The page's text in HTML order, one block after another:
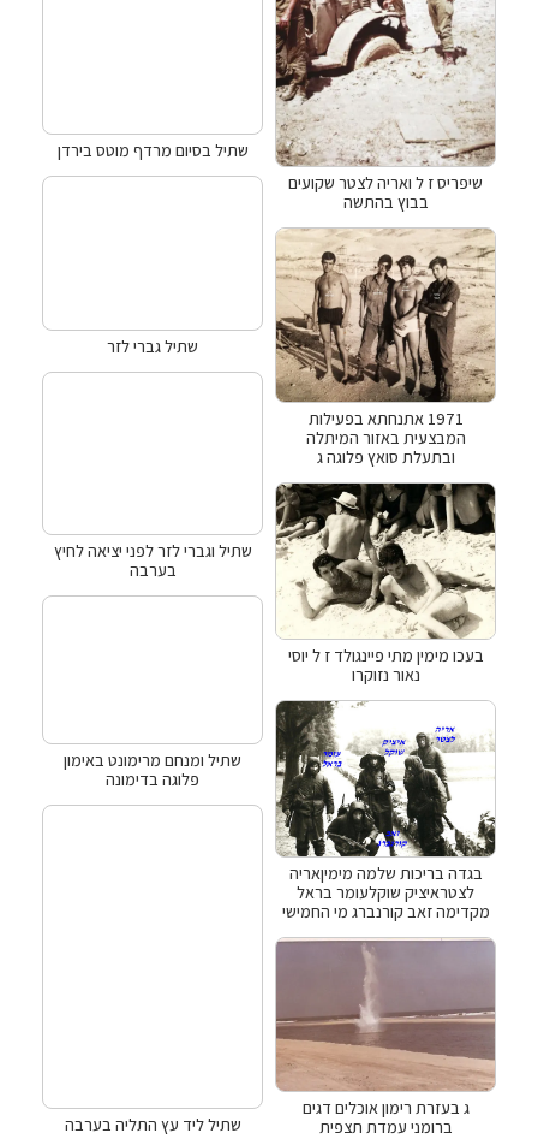
שיפריס ז ל ואריה לצטר שקועים
בבוץ בהתשה
1971 אתנחתא בפעילות
המבצעית באזור המיתלה
ובתעלת סואץ פלוגה ג
בעכו מימין מתי פיינגולד ז ל יוסי
נאור נזוקרו
בגדה בריכות שלמה מימיןאריה
לצטראיציק שוקלעומר בראל
מקדימה זאב קורנברג מי החמישי
ג בעזרת רימון אוכלים דגים
ברומני עמדת תצפית
שתיל בסיום מרדף מוטס בירדן
שתיל גברי לזר
שתיל וגברי לזר לפני יציאה לחיץ
בערבה
שתיל ומנחם מרימונט באימון
פלוגה בדימונה
שתיל ליד עץ התליה בערבה